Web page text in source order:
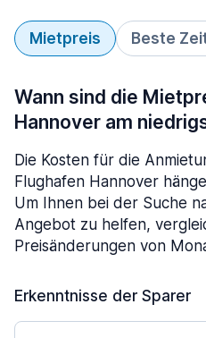
Mietpreis Beste
Wann sind die
Hannover am
Die Kosten für die
Flughafen Hannover
Um Ihnen bei der Suche
Angebot zu helfen,
Preisänderungen von
Erkenntnisse der Sparer